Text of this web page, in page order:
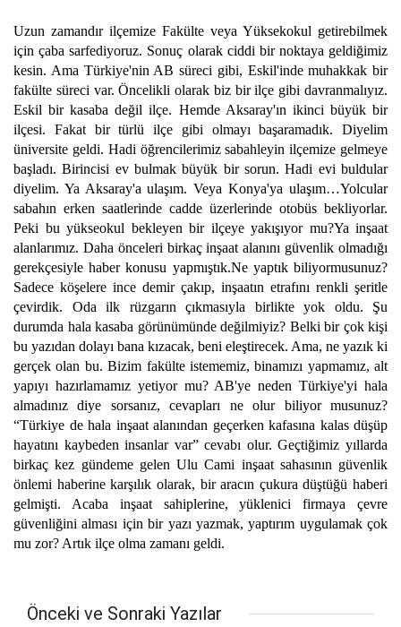
Uzun zamandır ilçemize Fakülte veya Yüksekokul getirebilmek
için çaba sarfediyoruz. Sonuç olarak ciddi bir noktaya geldiğimiz
kesin. Ama Türkiye'nin AB süreci gibi, Eskil'inde muhakkak bir
fakülte süreci var. Öncelikli olarak biz bir ilçe gibi davranmalıyız.
Eskil bir kasaba değil ilçe. Hemde Aksaray'ın ikinci büyük bir
ilçesi. Fakat bir türlü ilçe gibi olmayı başaramadık. Diyelim
üniversite geldi. Hadi öğrencilerimiz sabahleyin ilçemize gelmeye
başladı. Birincisi ev bulmak büyük bir sorun. Hadi evi buldular
diyelim. Ya Aksaray'a ulaşım. Veya Konya'ya ulaşım…Yolcular
sabahın erken saatlerinde cadde üzerlerinde otobüs bekliyorlar.
Peki bu yükseokul bekleyen bir ilçeye yakışıyor mu?Ya inşaat
alanlarımız. Daha önceleri birkaç inşaat alanını güvenlik olmadığı
gerekçesiyle haber konusu yapmıştık.Ne yaptık biliyormusunuz?
Sadece köşelere ince demir çakıp, inşaatın etrafını renkli şeritle
çevirdik. Oda ilk rüzgarın çıkmasıyla birlikte yok oldu. Şu
durumda hala kasaba görünümünde değilmiyiz? Belki bir çok kişi
bu yazıdan dolayı bana kızacak, beni eleştirecek. Ama, ne yazık ki
gerçek olan bu. Bizim fakülte istememiz, binamızı yapmamız, alt
yapıyı hazırlamamız yetiyor mu? AB'ye neden Türkiye'yi hala
almadınız diye sorsanız, cevapları ne olur biliyor musunuz?
“Türkiye de hala inşaat alanından geçerken kafasına kalas düşüp
hayatını kaybeden insanlar var” cevabı olur. Geçtiğimiz yıllarda
birkaç kez gündeme gelen Ulu Cami inşaat sahasının güvenlik
önlemi haberine karşılık olarak, bir aracın çukura düştüğü haberi
gelmişti. Acaba inşaat sahiplerine, yüklenici firmaya çevre
güvenliğini alması için bir yazı yazmak, yaptırım uygulamak çok
mu zor? Artık ilçe olma zamanı geldi.
Önceki ve Sonraki Yazılar